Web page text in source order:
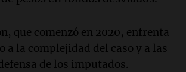
que comenzó en 2020, enfrenta
a la complejidad del caso y a las
de los imputados.